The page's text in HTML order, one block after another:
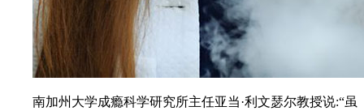
南加州大学成瘾科学研究所主任亚当·利文瑟尔教授说:“虽